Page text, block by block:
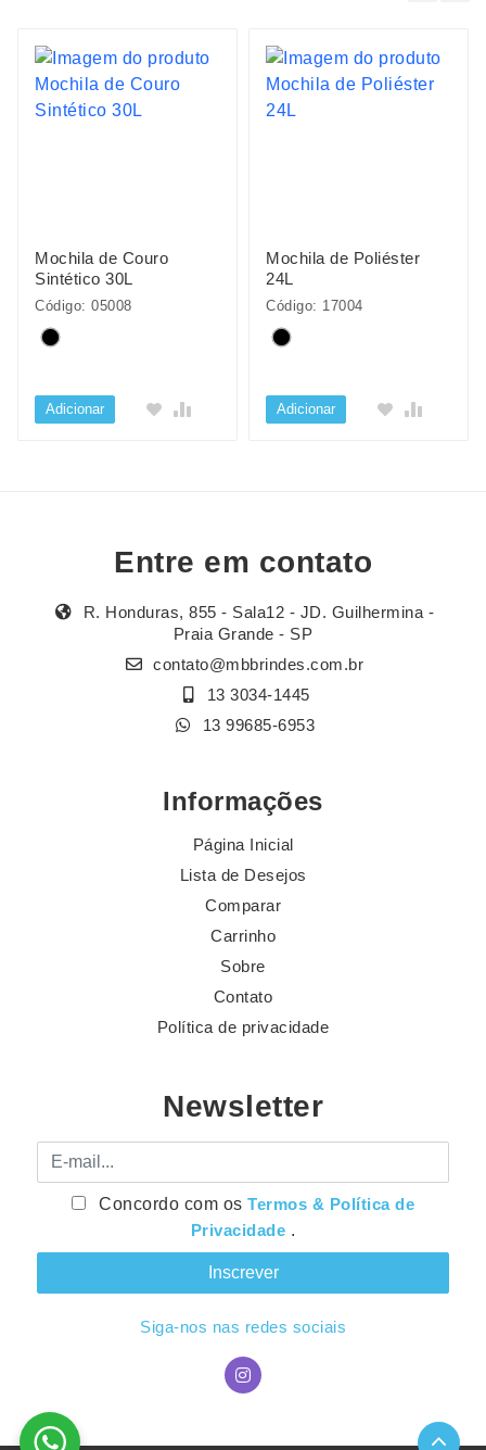
Mochila de Couro
Sintético 30L
Código: 05008
Adicionar
Mochila de Poliéster
24L
Código: 17004
Adicionar
Entre em contato
R. Honduras, 855 - Sala12 - JD. Guilhermina -
Praia Grande - SP
contato@mbbrindes.com.br
13 3034-1445
13 99685-6953
Informações
Página Inicial
Lista de Desejos
Comparar
Carrinho
Sobre
Contato
Política de privacidade
Newsletter
E-mail
Concordo com osTermos & Política de
Privacidade .
Siga-nos nas redes sociais